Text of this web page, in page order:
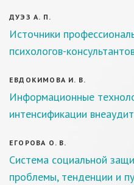
ДУЭЗ А. П.
Источники
психологов-
ЕВДОКИМОВА И. В.
Информационные
интенсификации
ЕГОРОВА О. В.
Система социальной
проблемы, тенденции и